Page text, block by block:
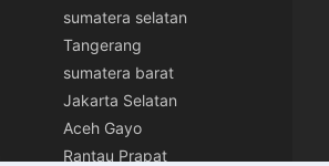
sumatera selatan
Tangerang
sumatera barat
Jakarta Selatan
Aceh Gayo
Rantau Prapat